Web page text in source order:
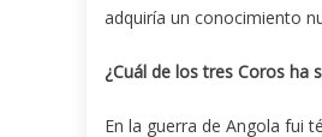
adquiría un conocimiento
¿Cuál de los tres Coros ha
En la guerra de Angola fui